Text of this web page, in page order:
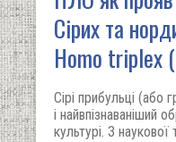
Сірих та
Homo triplex
Сірі прибульці (або
і найвпізнаваніший
культурі. З